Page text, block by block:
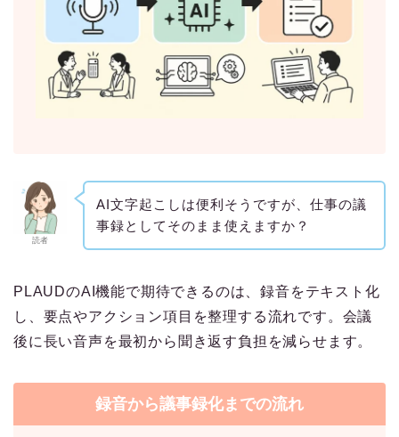
読者
AI文字起こしは便利そうですが、仕事の議
事録としてそのまま使えますか？
PLAUDのAI機能で期待できるのは、録音をテキスト化
し、要点やアクション項目を整理する流れです。会議
後に長い音声を最初から聞き返す負担を減らせます。
録音から議事録化までの流れ